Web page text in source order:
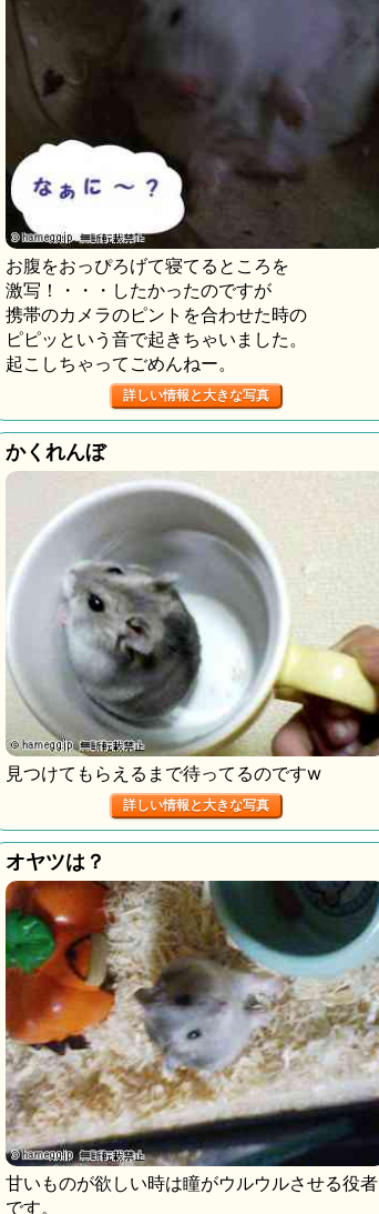
お腹をおっぴろげて寝てるところを
激写！・・・したかったのですが
携帯のカメラのピントを合わせた時の
ピピッという音で起きちゃいました。
起こしちゃってごめんねー。
詳しい情報と大きな写真
かくれんぼ
見つけてもらえるまで待ってるのですw
詳しい情報と大きな写真
オヤツは？
甘いものが欲しい時は瞳がウルウルさせる役者
です。